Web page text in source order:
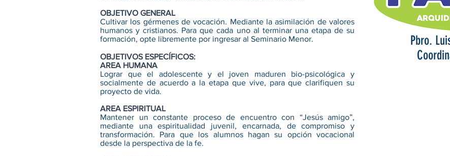
OBJETIVO GENERAL
Cultivar los gérmenes de vocación. Mediante la asimilación de valores
humanos y cristianos. Para que cada uno al terminar una etapa de su
formación, opte libremente por ingresar al Seminario Menor.
OBJETIVOS ESPECÍFICOS:
AREA HUMANA
Lograr que el adolescente y el joven maduren bio-psicológica y
socialmente de acuerdo a la etapa que vive, para que clarifiquen su
proyecto de vida.
AREA ESPIRITUAL
Mantener un constante proceso de encuentro con “Jesús amigo”,
mediante una espiritualidad juvenil, encarnada, de compromiso y
transformación. Para que los alumnos hagan su opción vocacional
desde la perspectiva de la fe.
Pbro.